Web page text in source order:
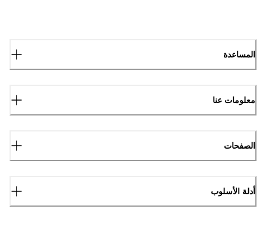
المساعدة
معلومات عنا
الصفحات
أدلة الأسلوب